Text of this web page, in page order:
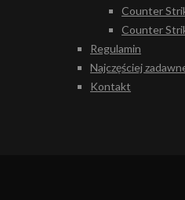
Counter
Counter
Regulamin
Najczęściej
Kontakt